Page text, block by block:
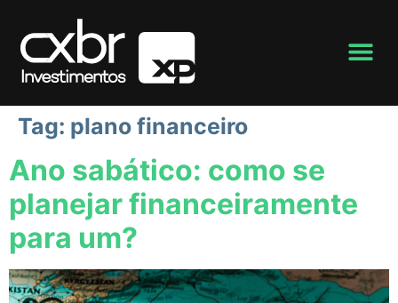
Tag: plano financeiro
Ano sabático: como se
planejar financeiramente
para um?